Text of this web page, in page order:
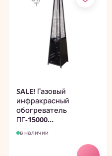
SALE! Газовый
инфракрасный
обогреватель
ПГ-15000...
в наличии